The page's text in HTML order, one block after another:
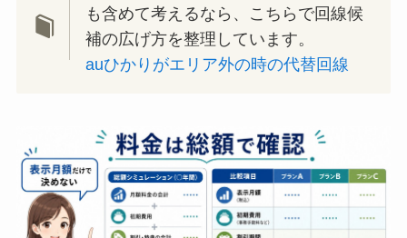
も含めて考えるなら、こちらで回線候
補の広げ方を整理しています。
auひかりがエリア外の時の代替回線